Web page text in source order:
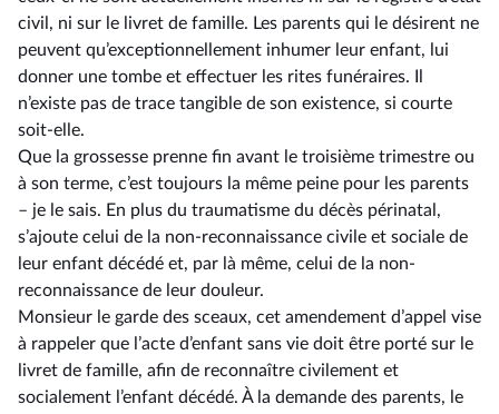
civil, ni sur le livret de famille. Les parents qui le désirent ne
peuvent qu’exceptionnellement inhumer leur enfant, lui
donner une tombe et effectuer les rites funéraires. Il
n’existe pas de trace tangible de son existence, si courte
soit-elle.
Que la grossesse prenne fin avant le troisième trimestre ou
à son terme, c’est toujours la même peine pour les parents
–⁠ je le sais. En plus du traumatisme du décès périnatal,
s’ajoute celui de la non-reconnaissance civile et sociale de
leur enfant décédé et, par là même, celui de la non-
reconnaissance de leur douleur.
Monsieur le garde des sceaux, cet amendement d’appel vise
à rappeler que l’acte d’enfant sans vie doit être porté sur le
livret de famille, afin de reconnaître civilement et
socialement l’enfant décédé. À la demande des parents, le